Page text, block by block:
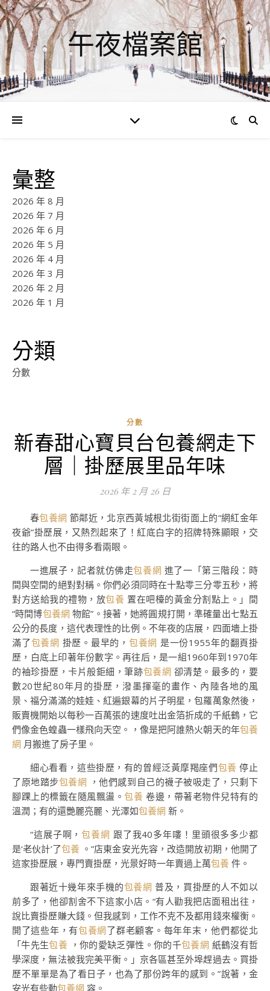
午夜檔案館
彙整
2026 年 8 月
2026 年 7 月
2026 年 6 月
2026 年 5 月
2026 年 4 月
2026 年 3 月
2026 年 2 月
2026 年 1 月
分類
分數
分數
新春甜心寶貝台包養網走下
層｜掛歷展里品年味
2026 年 2 月 26 日
春包養網 節鄰近，北京西黃城根北街街面上的“網紅金年
夜爺”掛歷展，又熱烈起來了！紅底白字的招牌特殊顯眼，交
往的路人也不由得多看兩眼。
一進展子，記者就仿佛走包養網 進了一「第三階段：時
間與空間的絕對對稱。你們必須同時在十點零三分零五秒，將
對方送給我的禮物，放包養 置在吧檯的黃金分割點上。」間
“時間博包養網 物館”。接著，她將圓規打開，準確量出七點五
公分的長度，這代表理性的比例。不年夜的店展，四面墻上掛
滿了包養網 掛歷。最早的， 包養網 是一份1955年的翻頁掛
歷，白底上印著年份數字。再往后，是一組1960年到1970年
的袖珍掛歷，卡片般鉅細，筆跡包養網 卻清楚。最多的，要
數20世紀80年月的掛歷，潑墨揮毫的畫作、內陸各地的風
景、福分滿滿的娃娃、紅遍銀幕的片子明星，包羅萬象然後，
販賣機開始以每秒一百萬張的速度吐出金箔折成的千紙鶴，它
們像金色蝗蟲一樣飛向天空。，像是把阿誰熱火朝天的年包養
網 月搬進了房子里。
細心看看，這些掛歷，有的曾經泛黃摩羯座們包養 停止
了原地踏步包養網 ，他們感到自己的襪子被吸走了，只剩下
腳踝上的標籤在隨風飄盪。包養 卷邊，帶著老物件兒特有的
溫潤；有的還艷麗亮麗、光澤如包養網 新。
“這展子啊，包養網 跟了我40多年嘍！里頭很多多少都
是‘老伙計’了包養。”店東金安光先容，改造開放初期，他開了
這家掛歷展，專門賣掛歷，光景好時一年賣過上萬包養 件。
跟著近十幾年來手機的包養網 普及，買掛歷的人不如以
前多了，他卻割舍不下這家小店。“有人勸我把店面租出往，
說比賣掛歷賺大錢。但我感到，工作不克不及都用錢來權衡。
開了這些年，有包養網了群老顧客。每年年末，他們都從北
「牛先生包養 ，你的愛缺乏彈性。你的千包養網 紙鶴沒有哲
學深度，無法被我完美平衡。」京各區甚至外埠趕過去。買掛
歷不單單是為了看日子，也為了那份跨年的感到。”說著，金
安光有些動包養網 容。